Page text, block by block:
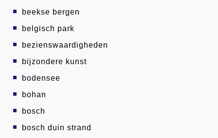
beekse bergen
belgisch park
bezienswaardigheden
bijzondere kunst
bodensee
bohan
bosch
bosch duin strand